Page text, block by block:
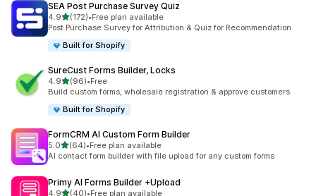
SEA Post Purchase Survey Quiz
4.9별 5개 중
(172)
총 리뷰 172개
•Free plan available
Post Purchase Survey for Attribution & Quiz for Recommendation
Built for Shopify
SureCust Forms Builder, Locks
4.9별 5개 중
(96)
총 리뷰 96개
•Free
Build custom forms, wholesale registration & approve customers
Built for Shopify
FormCRM AI Custom Form Builder
5.0별 5개 중
(64)
총 리뷰 64개
•Free plan available
AI contact form builder with file upload for any custom forms
Primy AI Forms Builder +Upload
4.9별 5개 중
(40)•Free plan available